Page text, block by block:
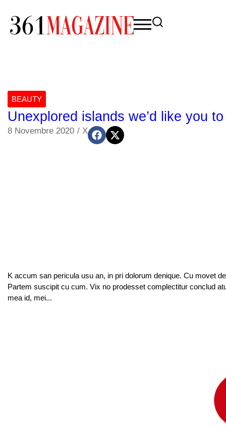
BEAUTY
Unexplored islands we’d like you
8 Novembre 2020 / X
K accum san pericula usu an, in pri dolorum denique. Cu movet
Partem suscipit cu cum. Vix no prodesset complectitur conclud
mea id, mei...